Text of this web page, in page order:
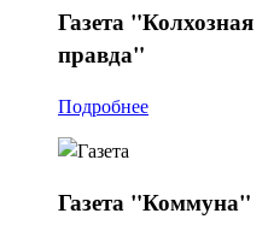
Газета "Колхозная
правда"
Подробнее
Газета "Коммуна"